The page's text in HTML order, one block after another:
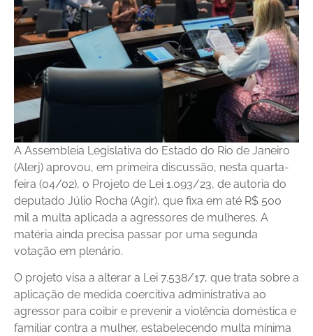
A Assembleia Legislativa do Estado do Rio de Janeiro
(Alerj) aprovou, em primeira discussão, nesta quarta-
feira (04/02), o Projeto de Lei 1.093/23, de autoria do
deputado Júlio Rocha (Agir), que fixa em até R$ 500
mil a multa aplicada a agressores de mulheres. A
matéria ainda precisa passar por uma segunda
votação em plenário.
O projeto visa a alterar a Lei 7.538/17, que trata sobre a
aplicação de medida coercitiva administrativa ao
agressor para coibir e prevenir a violência doméstica e
familiar contra a mulher, estabelecendo multa mínima